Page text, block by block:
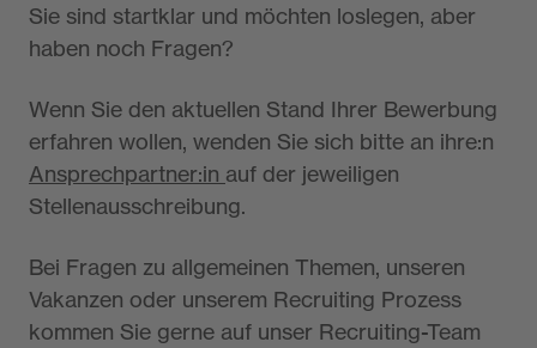
Sie sind startklar und möchten loslegen, aber
haben noch Fragen?
Wenn Sie den aktuellen Stand Ihrer Bewerbung
erfahren wollen, wenden Sie sich bitte an ihre:n
Ansprechpartner:in auf der jeweiligen
Stellenausschreibung.
Bei Fragen zu allgemeinen Themen, unseren
Vakanzen oder unserem Recruiting Prozess
kommen Sie gerne auf unser Recruiting-Team